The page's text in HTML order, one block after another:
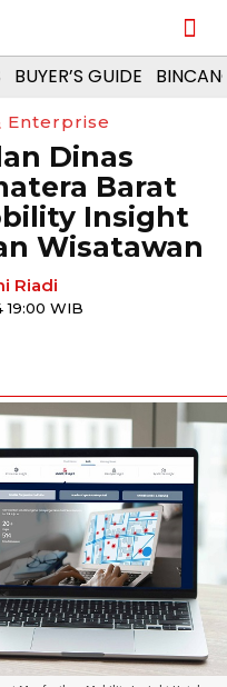
BUYER’S GUIDE
Enterprise
Dinas
Barat
Insight
Wisatawan
Riadi
19:00 WIB